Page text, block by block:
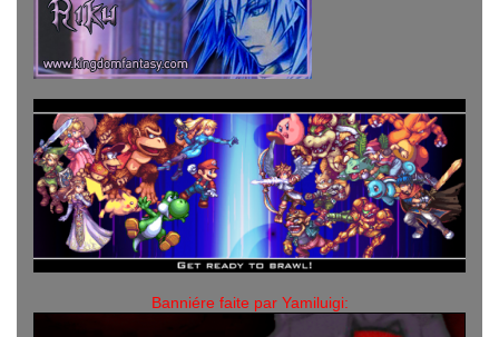
Banniére faite par Yamiluigi: